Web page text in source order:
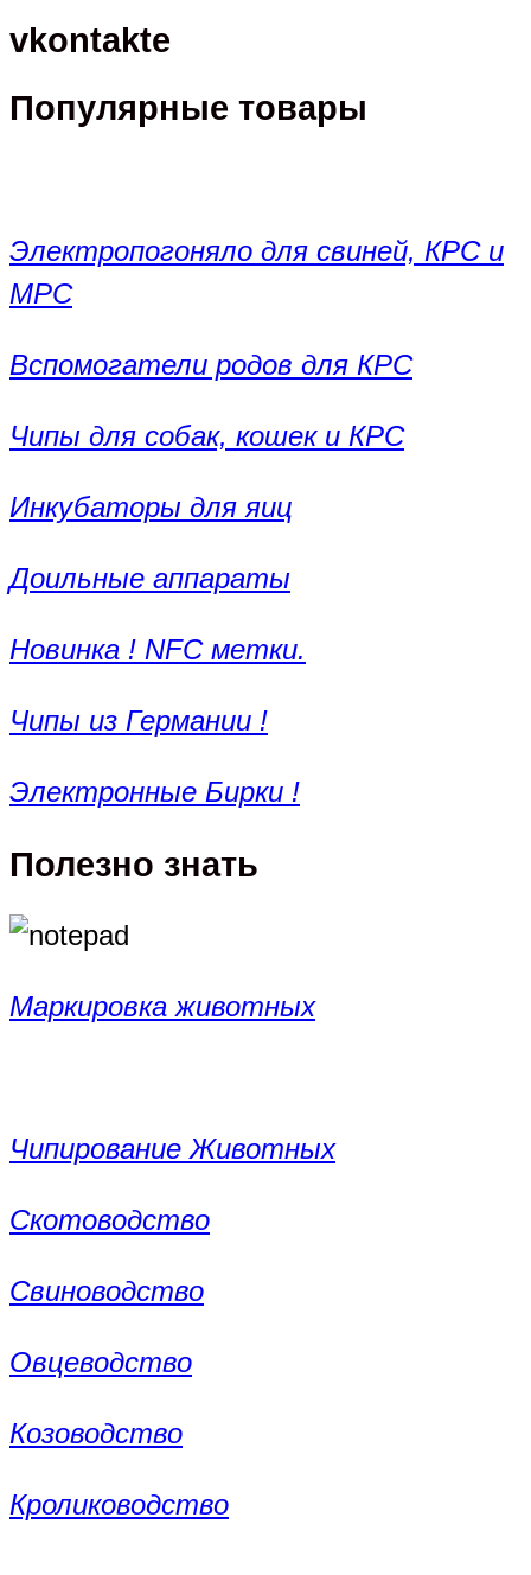
vkontakte
Популярные товары
Электропогоняло для свиней, КРС и
МРС
Вспомогатели родов для КРС
Чипы для собак, кошек и КРС
Инкубаторы для яиц
Доильные аппараты
Новинка ! NFC метки.
Чипы из Германии !
Электронные Бирки !
Полезно знать
Маркировка животных
Чипирование Животных
Скотоводство
Свиноводство
Овцеводство
Козоводство
Кролиководство